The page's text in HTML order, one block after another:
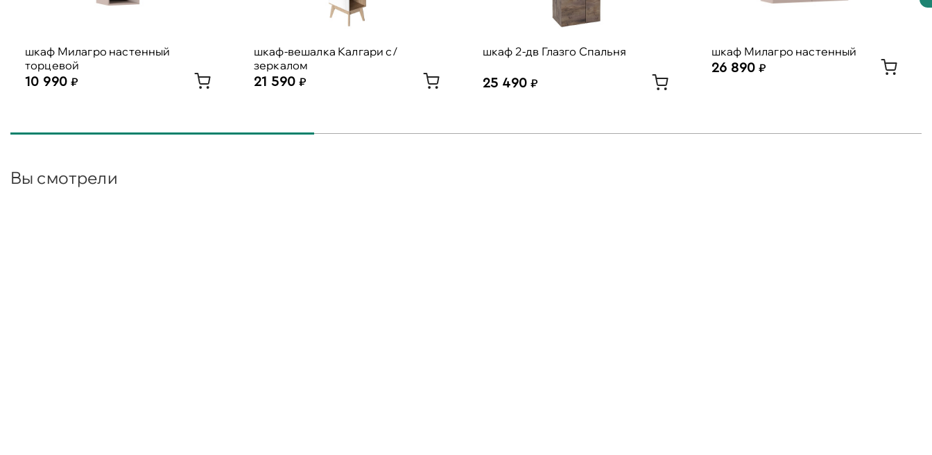
шкаф Милагро настенный
торцевой
10 990
шкаф-вешалка Калгари с/
зеркалом
21 590
шкаф 2-дв Глазго Спальня
25 490
шкаф Милагро настенный
26 890
Вы смотрели